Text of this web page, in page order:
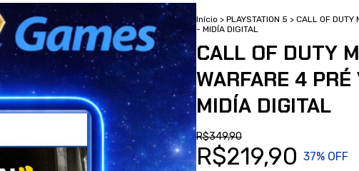
Início > PLAYSTATION 5 > CALL OF DUTY
- MIDÍA DIGITAL
CALL OF DUTY
WARFARE 4
MIDÍA DIGITAL
R$349,90
R$219,90 37% OFF